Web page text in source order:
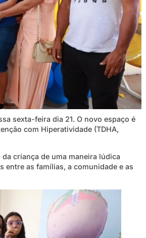
sexta-feira dia 21. O novo espaço é
com Hiperatividade (TDHA,
criança de uma maneira lúdica
entre as famílias, a comunidade e as